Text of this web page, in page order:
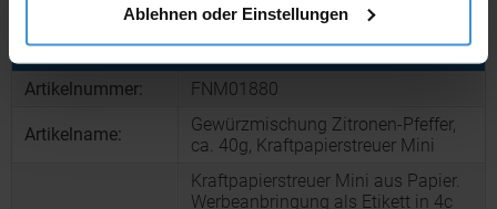
Ablehnen oder Einstellungen
Produktinformationen zu diesem Werbeartikel
Artikelnummer:
FNM01880
Artikelname:
Gewürzmischung Zitronen-Pfeffer,
ca. 40g, Kraftpapierstreuer Mini
Kraftpapierstreuer Mini aus Papier.
Werbeanbringung als Etikett in 4c